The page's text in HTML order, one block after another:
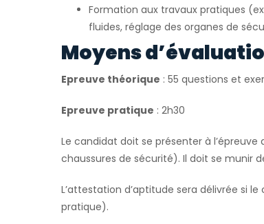
Formation aux travaux pratiques
fluides, réglage des organes de
Moyens
Epreuve théorique : 55 questions et
Epreuve pratique : 2h30
Le candidat doit se présenter à
chaussures de sécurité). Il doit se munir
L’attestation d’aptitude sera délivrée si
pratique).